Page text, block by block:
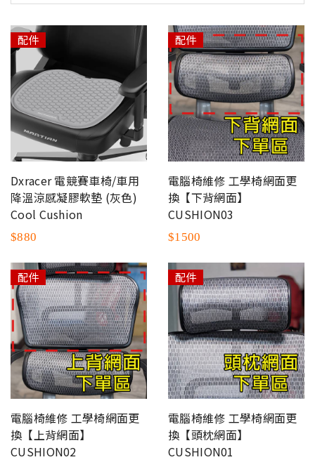
配件
Dxracer 電競賽車椅/車用
降溫涼感凝膠軟墊 (灰色)
Cool Cushion
$880
配件
電腦椅維修 工學椅網面更
換【下背網面】
CUSHION03
$1500
配件
電腦椅維修 工學椅網面更
換【上背網面】
CUSHION02
配件
電腦椅維修 工學椅網面更
換【頭枕網面】
CUSHION01